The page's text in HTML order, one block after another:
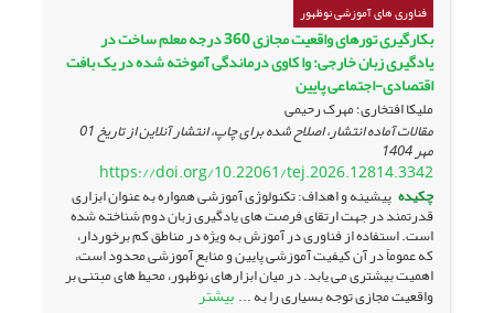
فناوری های آموزشی نوظهور
بکارگیری تورهای واقعیت مجازی 360 درجه معلم ساخت در
یادگیری زبان خارجی: وا کاوی درماندگی آموخته شده در یک بافت
اقتصادی-اجتماعی پایین
ملیکا افتخاری؛ مهرک رحیمی
مقالات آماده انتشار، اصلاح شده برای چاپ، انتشار آنلاین از تاریخ01
مهر 1404
https://doi.org/10.22061/tej.2026.12814.3342
چکیده پیشینه و اهداف: تکنولوژی آموزشی همواره به عنوان ابزاری
قدرتمند در جهت ارتقای فرصت های یادگیری زبان دوم شناخته شده
است. استفاده از فناوری در آموزش به ویژه در مناطق کم برخوردار،
که عموماً در آن کیفیت آموزشی پایین و منابع آموزشی محدود است،
اهمیت بیشتری می یابد. در میان ابزارهای نوظهور، محیط های مبتنی بر
واقعیت مجازی توجه بسیاری را به ... بیشتر